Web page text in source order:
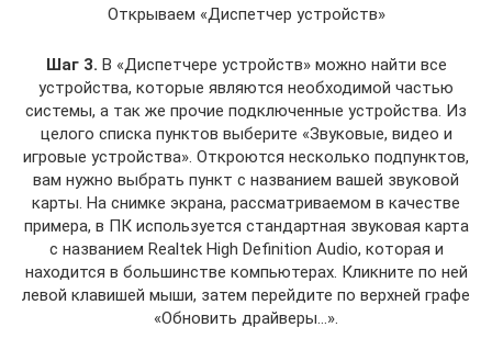
Открываем «Диспетчер устройств»
Шаг 3. В «Диспетчере устройств» можно найти все
устройства, которые являются необходимой частью
системы, а так же прочие подключенные устройства. Из
целого списка пунктов выберите «Звуковые, видео и
игровые устройства». Откроются несколько подпунктов,
вам нужно выбрать пункт с названием вашей звуковой
карты. На снимке экрана, рассматриваемом в качестве
примера, в ПК используется стандартная звуковая карта
с названием Realtek High Definition Audio, которая и
находится в большинстве компьютерах. Кликните по ней
левой клавишей мыши, затем перейдите по верхней графе
«Обновить драйверы…».